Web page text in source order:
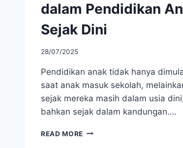
dalam Pendidikan
Sejak Dini
28/07/2025
Pendidikan anak tidak hanya
saat anak masuk sekolah,
sejak mereka masih dalam usia
bahkan sejak dalam kandungan….
READ MORE PENTINGNYA